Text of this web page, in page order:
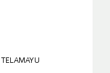
TELAMAYU